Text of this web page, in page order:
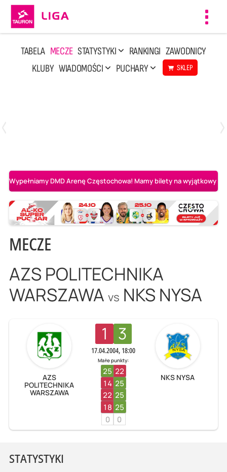
TABELA MECZE STATYSTYKI RANKINGI ZAWODNICY
KLUBY WIADOMOŚCI PUCHARY SKLEP
Wypełniamy DMD Arenę Częstochowa! Mamy bilety na wyjątkowy
MECZE
AZS POLITECHNIKA
WARSZAWA vs NKS NYSA
AZS
POLITECHNIKA
WARSZAWA
1 3
17.04.2004, 18:00
Małe punkty:
25 22
14 25
22 25
18 25
0
0
NKS NYSA
STATYSTYKI